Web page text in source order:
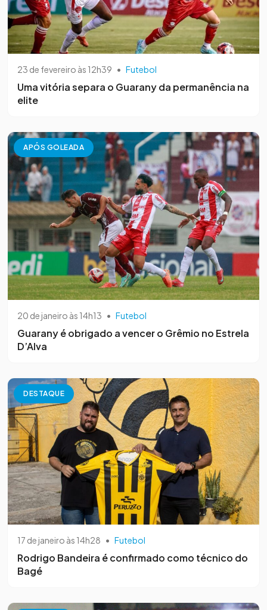
23 de fevereiro às 12h39 • Futebol
Uma vitória separa o Guarany da permanência na
elite
APÓS GOLEADA
20 de janeiro às 14h13 • Futebol
Guarany é obrigado a vencer o Grêmio no Estrela
D’Alva
DESTAQUE
17 de janeiro às 14h28 • Futebol
Rodrigo Bandeira é confirmado como técnico do
Bagé